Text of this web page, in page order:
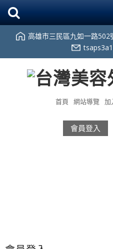
高雄市三民區九如一路502
首頁 網站導覽 加
會員登入